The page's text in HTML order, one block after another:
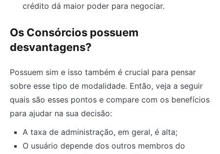
crédito dá maior poder para negociar.
Os Consórcios possuem
desvantagens?
Possuem sim e isso também é crucial para pensar
sobre esse tipo de modalidade. Então, veja a seguir
quais são esses pontos e compare com os benefícios
para ajudar na sua decisão:
A taxa de administração, em geral, é alta;
O usuário depende dos outros membros do